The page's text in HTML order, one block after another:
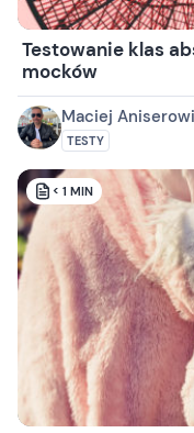
Testowanie klas
mocków
Maciej
TESTY
< 1 MIN